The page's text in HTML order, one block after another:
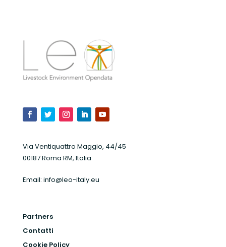
Via Ventiquattro Maggio, 44/45
00187 Roma RM, Italia
Email: info@leo-italy.eu
Partners
Contatti
Cookie Policy